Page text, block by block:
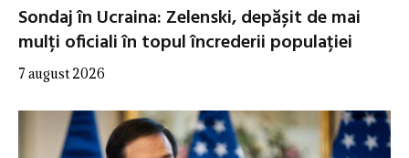
Sondaj în Ucraina: Zelenski, depășit de mai
mulți oficiali în topul încrederii populației
7 august 2026